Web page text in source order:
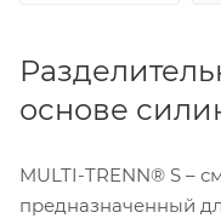
основе
MULTI-TRENN® S –
предназначенный